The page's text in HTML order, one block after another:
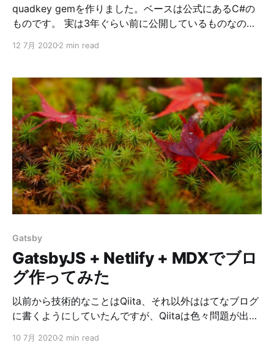
quadkey gemを作りました。ベースは公式にあるC#の
ものです。 実は3年ぐらい前に公開しているものなので
定したいときに使われるGeohashと同じようなもので
ので若干使いづらいところがあったんですが、Quadkey
は正方形で範囲を表現するのでGeohashより使いやすい
かなと思います。 画像のようなイメージです。 地球全
体を4分割、更に4分割という感じでドンドン分割してい
きます。 例えば、北半球のアメリカの辺りがQuadkeyの
0になり、アジアからヨーロッパのあたりが1。みたいな
感じです。 東日本のあたりを表すのは133となります。
という感じで桁数が1つ増えると範囲が1つ狭まります。
東京タワー周辺とかを表現する場合は
1330021123031133になります。 使い方 READMEに書
す。 緯度、経度、精度(桁数)からQuadkeyを計算する
Quadkey.encode(35
12 7月 20202 min read
Gatsby
GatsbyJS + Netlify + MDXでブロ
グ作ってみた
以前から技術的なことはQiita、それ以外ははてなブログ
に書くようにしていたんですが、Qiitaは色々問題が出て
と使うのを躊躇するようになってしまってどこにもアウ
10 7月 20202 min read